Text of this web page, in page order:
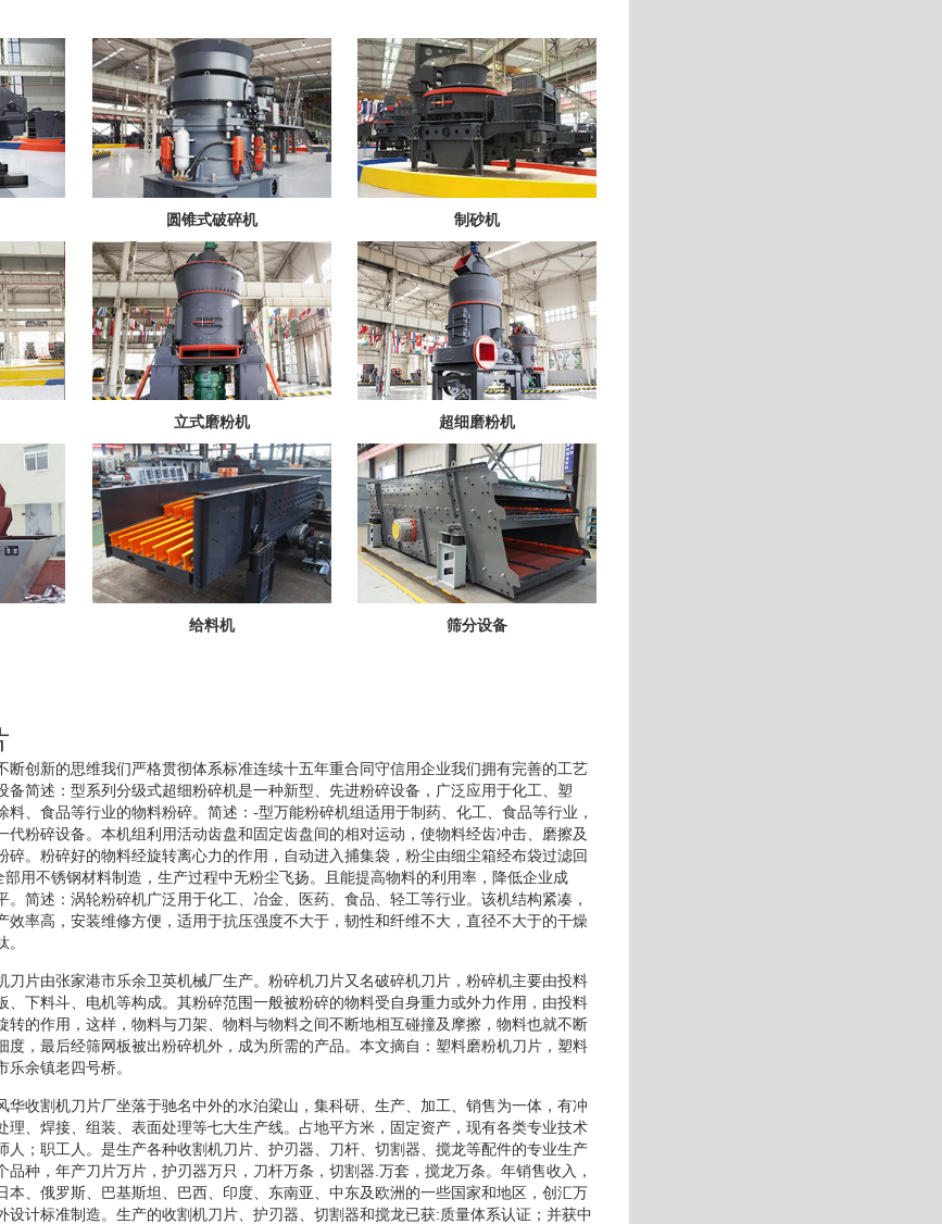
圆锥式破碎机 制砂机
立式磨粉机 超细磨粉机
给料机 筛分设备
断创新的思维我们严格贯彻体系标准连续十五年重合同守信用企业我们拥有完善的工艺
备简述：型系列分级式超细粉碎机是一种新型、先进粉碎设备，广泛应用于化工、塑
料、食品等行业的物料粉碎。简述：-型万能粉碎机组适用于制药、化工、食品等行业，
代粉碎设备。本机组利用活动齿盘和固定齿盘间的相对运动，使物料经齿冲击、磨擦及
碎。粉碎好的物料经旋转离心力的作用，自动进入捕集袋，粉尘由细尘箱经布袋过滤回
部用不锈钢材料制造，生产过程中无粉尘飞扬。且能提高物料的利用率，降低企业成
。简述：涡轮粉碎机广泛用于化工、冶金、医药、食品、轻工等行业。该机结构紧凑，
效率高，安装维修方便，适用于抗压强度不大于，韧性和纤维不大，直径不大于的干燥
刀片由张家港市乐余卫英机械厂生产。粉碎机刀片又名破碎机刀片，粉碎机主要由投料
、下料斗、电机等构成。其粉碎范围一般被粉碎的物料受自身重力或外力作用，由投料
转的作用，这样，物料与刀架、物料与物料之间不断地相互碰撞及摩擦，物料也就不断
度，最后经筛网板被出粉碎机外，成为所需的产品。本文摘自：塑料磨粉机刀片，塑料
余镇老四号桥。
华收割机刀片厂坐落于驰名中外的水泊梁山，集科研、生产、加工、销售为一体，有冲
理、焊接、组装、表面处理等七大生产线。占地平方米，固定资产，现有各类专业技术
人；职工人。是生产各种收割机刀片、护刃器、刀杆、切割器、搅龙等配件的专业生产
品种，年产刀片万片，护刃器万只，刀杆万条，切割器.万套，搅龙万条。年销售收入，
本、俄罗斯、巴基斯坦、巴西、印度、东南亚、中东及欧洲的一些国家和地区，创汇万
设计标准制造。生产的收割机刀片、护刃器、切割器和搅龙已获:质量体系认证；并获中